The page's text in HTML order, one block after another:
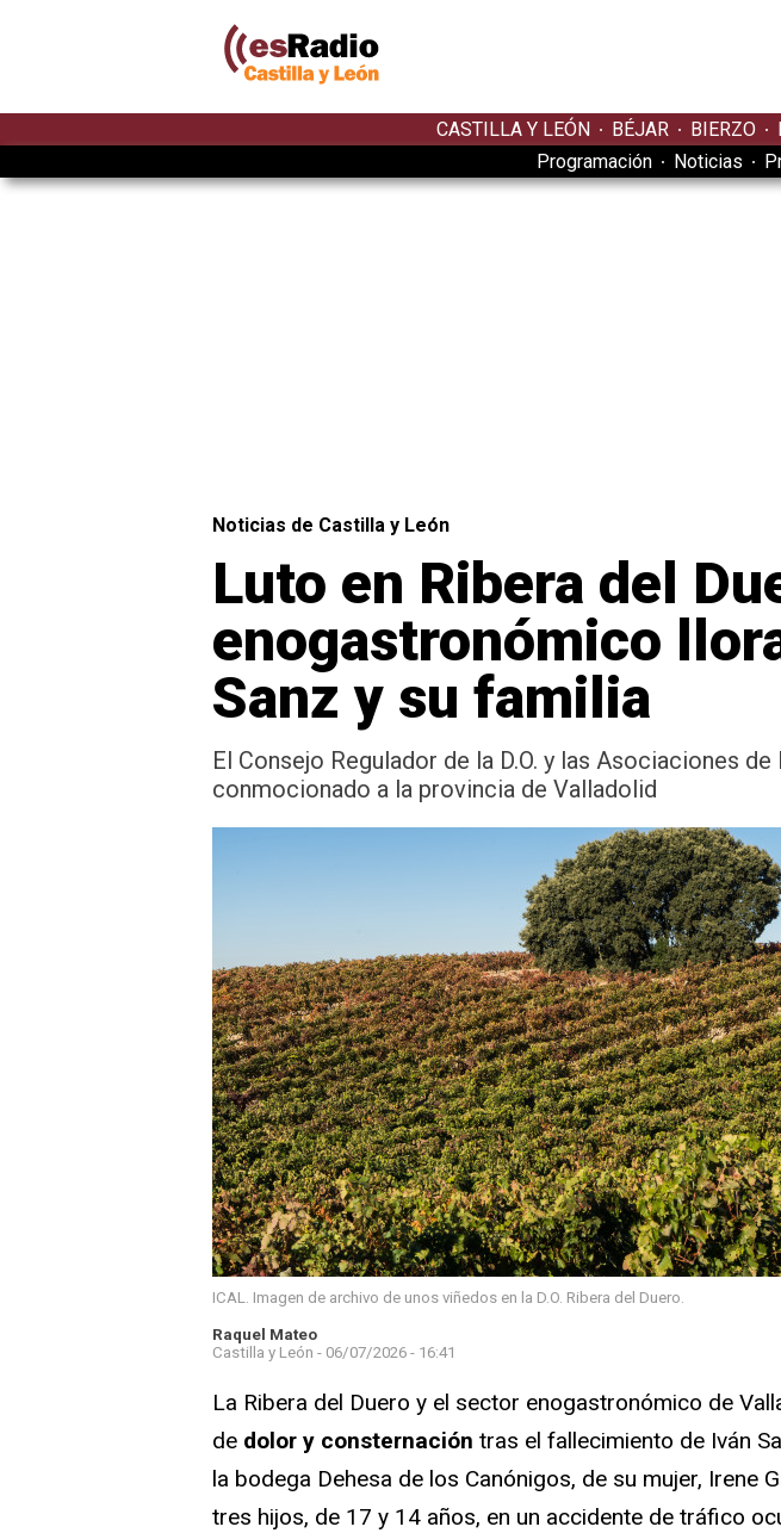
CASTILLA Y LEÓN BÉJAR BIERZO
Programación
Noticias
Noticias de Castilla y León
Luto en Ribera del
enogastronómico
Sanz y su familia
El Consejo Regulador de la D.O. y las Asociaciones
conmocionado a la provincia de Valladolid
ICAL. Imagen de archivo de unos viñedos en la D.O. Ribera del Duero.
Raquel Mateo
Castilla y León - 06/07/2026 - 16:41
La Ribera del Duero y el sector enogastronómico de
de dolor y consternación tras el fallecimiento de Iván
la bodega Dehesa de los Canónigos, de su mujer, Irene
tres hijos, de 17 y 14 años, en un accidente de tráfico